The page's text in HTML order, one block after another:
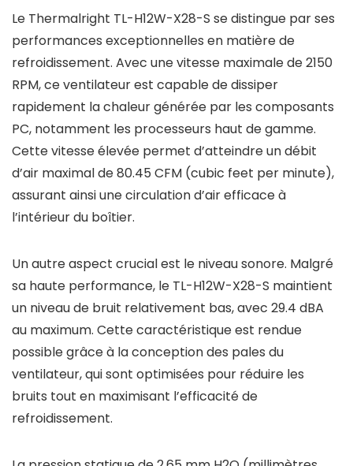
Le Thermalright TL-H12W-X28-S se distingue par ses
performances exceptionnelles en matière de
refroidissement. Avec une vitesse maximale de 2150
RPM, ce ventilateur est capable de dissiper
rapidement la chaleur générée par les composants
PC, notamment les processeurs haut de gamme.
Cette vitesse élevée permet d’atteindre un débit
d’air maximal de 80.45 CFM (cubic feet per minute),
assurant ainsi une circulation d’air efficace à
l’intérieur du boîtier.
Un autre aspect crucial est le niveau sonore. Malgré
sa haute performance, le TL-H12W-X28-S maintient
un niveau de bruit relativement bas, avec 29.4 dBA
au maximum. Cette caractéristique est rendue
possible grâce à la conception des pales du
ventilateur, qui sont optimisées pour réduire les
bruits tout en maximisant l’efficacité de
refroidissement.